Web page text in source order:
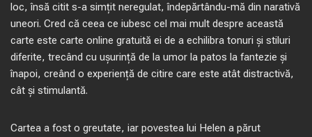
loc, însă citit s-a simțit neregulat, îndepărtându-mă din narativă
uneori. Cred că ceea ce iubesc cel mai mult despre această
carte este carte online gratuită ei de a echilibra tonuri și stiluri
diferite, trecând cu ușurință de la umor la patos la fantezie și
înapoi, creând o experiență de citire care este atât distractivă,
cât și stimulantă.
Cartea a fost o greutate, iar povestea lui Helen a părut